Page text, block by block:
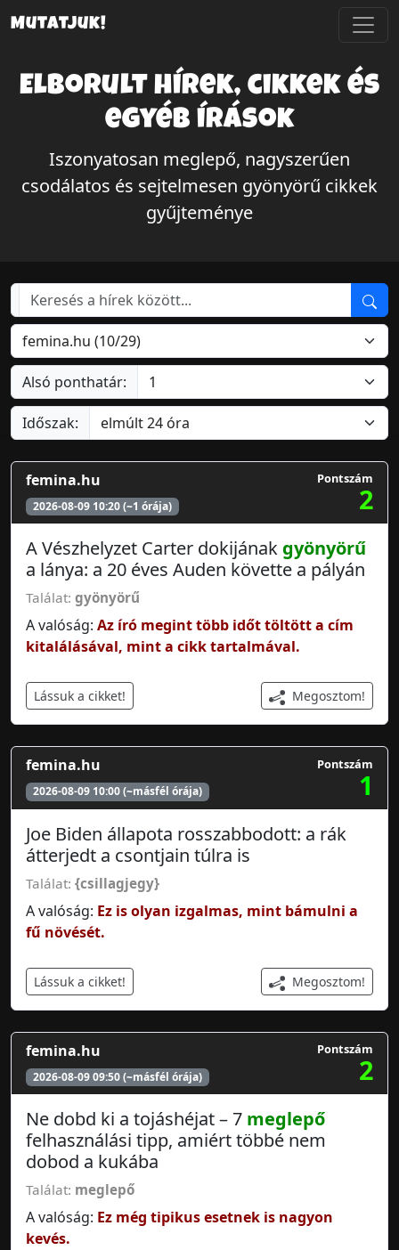
Mutatjuk!
Elborult hírek, cikkek és
egyéb írások
Iszonyatosan meglepő, nagyszerűen
csodálatos és sejtelmesen gyönyörű cikkek
gyűjteménye
Alsó ponthatár:
Időszak:
femina.hu
2026-08-09 10:20 (~1 órája)
Pontszám
2
A Vészhelyzet Carter dokijának gyönyörű
a lánya: a 20 éves Auden követte a pályán
Találat: gyönyörű
A valóság: Az író megint több időt töltött a cím
kitalálásával, mint a cikk tartalmával.
Lássuk a cikket! Megosztom!
femina.hu
2026-08-09 10:00 (~másfél órája)
Pontszám
1
Joe Biden állapota rosszabbodott: a rák
átterjedt a csontjain túlra is
Találat: {csillagjegy}
A valóság: Ez is olyan izgalmas, mint bámulni a
fű növését.
Lássuk a cikket! Megosztom!
femina.hu
2026-08-09 09:50 (~másfél órája)
Pontszám
2
Ne dobd ki a tojáshéjat – 7 meglepő
felhasználási tipp, amiért többé nem
dobod a kukába
Találat: meglepő
A valóság: Ez még tipikus esetnek is nagyon
kevés.